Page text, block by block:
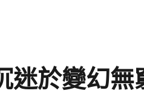
迷於變幻無